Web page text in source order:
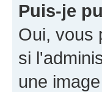
Puis-je
Oui, vous
si
une